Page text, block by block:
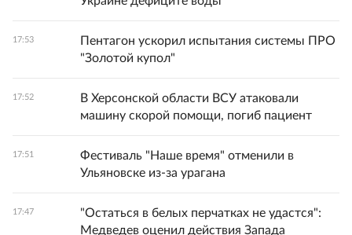
17:53
Пентагон ускорил испытания системы ПРО
"Золотой купол"
17:52
В Херсонской области ВСУ атаковали
машину скорой помощи, погиб пациент
17:51
Фестиваль "Наше время" отменили в
Ульяновске из-за урагана
17:47
"Остаться в белых перчатках не удастся":
Медведев оценил действия Запада